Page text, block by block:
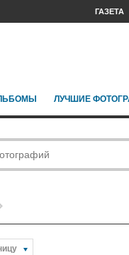
ГАЗЕТА
ЛУЧШИЕ